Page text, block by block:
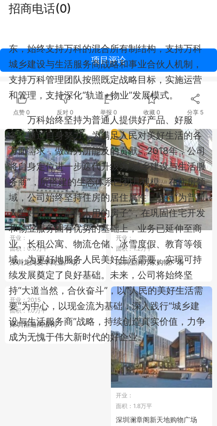
探索试验田，和谐生态建设者。
东，始终支持万科的混合所有制结构，支持万科
城乡建设与生活服务商战略和事业合伙人机制，
支持万科管理团队按照既定战略目标，实施运营
和管理，支持深化“轨道+物业”发展模式。
万科始终坚持为普通人提供好产品、好服
务，通过自身努力，为满足人民对美好生活的各
方面需求，做出力所能及的贡献。2018年，公司
将自身定位进一步迭代升级为“城乡建设与生活服
务商”，所搭建的生态体系已初具规模。在住房领
域，公司始终坚持住房的居住属性，坚持“为普通
人盖好房子，盖有人用的房子”，在巩固住宅开发
和物业服务固有优势的基础上，业务已延伸至商
业、长租公寓、物流仓储、冰雪度假、教育等领
域，为更好地服务人民美好生活需要、实现可持
续发展奠定了良好基础。未来，公司将始终坚
持“大道当然，合伙奋斗”，以“人民的美好生活需
要”为中心，以现金流为基础，深入践行“城乡建
设与生活服务商”战略，持续创造真实价值，力争
成为无愧于伟大新时代的好企业。
招商电话(0)
项目评论
点赞0 反对 0 举报 0 收藏 0 分享 5
开业：
面积：0.0万平
深圳龙岗爱华商业广场
开业：
面积：1.2万平
深圳宝润万家购物广场
开业：2015
面积：1.0万平
深圳恒迪商业街
开业：
面积：1.8万平
深圳澜章阁新天地购物广场